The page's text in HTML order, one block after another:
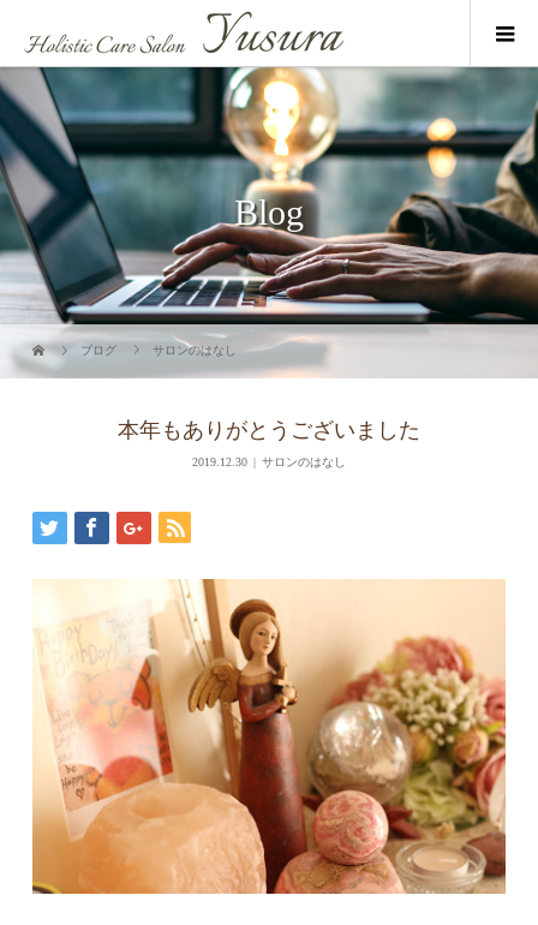
Blog
ブログ サロンのはなし
本年もありがとうございました
2019.12.30 サロンのはなし